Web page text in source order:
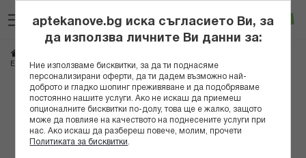
към
съдържанието
Вход
ЕЛГИДИУМ КОНЕЦ ЗА ЗЪБИ С ХЛОРХЕКСИДИН B
Преминете
края
aptekanove.bg иска съгласието Ви, за
да използва личните Ви данни за:
Ние използваме бисквитки, за да ти поднасяме
персонализирани оферти, да ти дадем възможно най-
доброто и гладко шопинг преживяване и да подобряваме
постоянно нашите услуги. Ако не искаш да приемеш
опционалните бисквитки по-долу, това ще е жалко, защото
може да повлияе на качеството на поднесените услуги при
нас. Ако искаш да разбереш повече, молим, прочети
Политиката за бисквитки